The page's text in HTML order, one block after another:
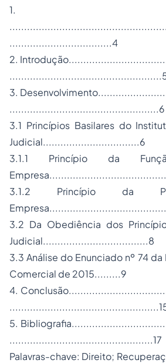
1.
...................................4
2.
3.
...................................................6
3.1 Princípios Basilares do
Judicial.................................6
3.1.1 Princípio da
3.1.2 Princípio da
3.2 Da Obediência dos
Judicial....................................8
3.3 Análise do Enunciado nº 74
Comercial de 2015.........9
4.
5.
.................................................17
Palavras-chave: Direito;